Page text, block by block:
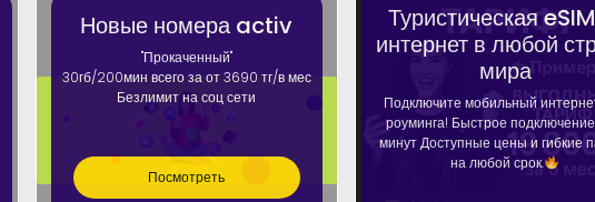
Новые номера activ
"Прокаченный"
30гб/200мин всего за от 3690 тг/в мес
Безлимит на соц сети
Посмотреть
Туристическая
интернет в любой
мира
Подключите мобильный
роуминга! Быстрое
минут Доступные цены и гибкие
на любой срок.